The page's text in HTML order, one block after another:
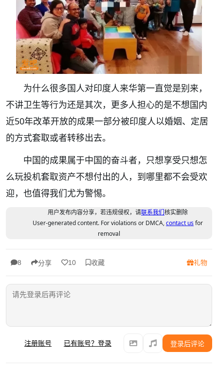
为什么很多国人对印度人来华第一直觉是别来，
不讲卫生等行为还是其次，更多人担心的是不想国内
近50年改革开放的成果一部分被印度人以婚姻、定居
的方式套取或者转移出去。
中国的成果属于中国的奋斗者，只想享受只想怎
么玩投机套取资产不想付出的人，到哪里都不会受欢
迎，也值得我们尤为警惕。
用户发布内容分享，若违规侵权，请联系我们核实删除
User-generated content. For violations or DMCA,contact usfor
removal
8 分享 10 收藏 礼物
注册账号 已有账号？登录 登录后评论